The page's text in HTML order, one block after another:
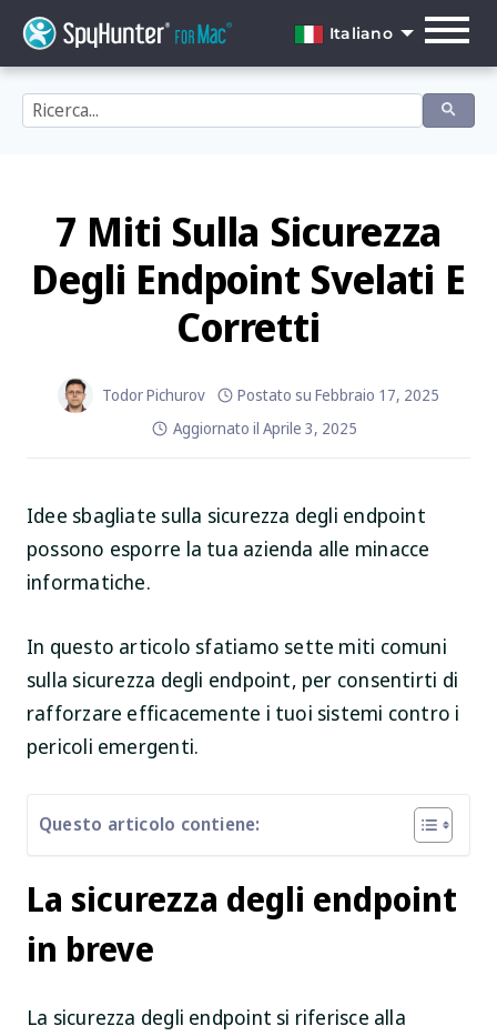
content
Italiano
English
Français
Italiano
Nederlands
Norsk
Português
7 Miti Sulla Sicurezza
Degli Endpoint Svelati E
Corretti
Todor Pichurov Postato su Febbraio 17, 2025
Aggiornato il Aprile 3, 2025
Idee sbagliate sulla sicurezza degli endpoint
possono esporre la tua azienda alle minacce
informatiche.
In questo articolo sfatiamo sette miti comuni
sulla sicurezza degli endpoint, per consentirti di
rafforzare efficacemente i tuoi sistemi contro i
pericoli emergenti.
Questo articolo contiene:
La sicurezza degli endpoint
in breve
La sicurezza degli endpoint si riferisce alla